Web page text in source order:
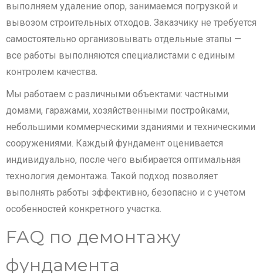
выполняем удаление опор, занимаемся погрузкой и
вывозом строительных отходов. Заказчику не требуется
самостоятельно организовывать отдельные этапы —
все работы выполняются специалистами с единым
контролем качества.
Мы работаем с различными объектами: частными
домами, гаражами, хозяйственными постройками,
небольшими коммерческими зданиями и техническими
сооружениями. Каждый фундамент оценивается
индивидуально, после чего выбирается оптимальная
технология демонтажа. Такой подход позволяет
выполнять работы эффективно, безопасно и с учетом
особенностей конкретного участка.
FAQ по демонтажу
фундамента